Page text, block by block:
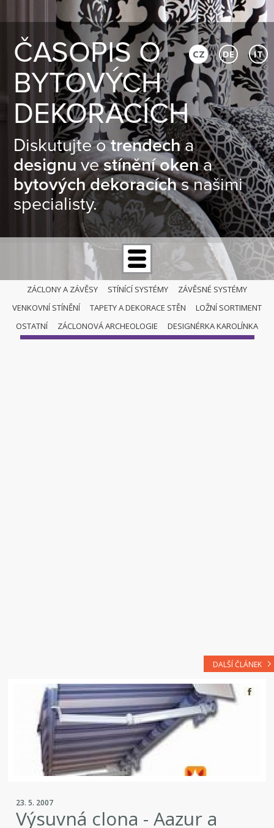
ČASOPIS O
BYTOVÝCH
DEKORACÍCH
Diskutujte otrendecha
designuvestínění okena
bytových dekoracíchs našimi
specialisty.
CZ DE IT
ZÁCLONY A ZÁVĚSY STÍNÍCÍ SYSTÉMY
ZÁVĚSNÉ SYSTÉMY
VENKOVNÍ STÍNĚNÍ
TAPETY A DEKORACE STĚN
LOŽNÍ SORTIMENT
OSTATNÍ
ZÁCLONOVÁ ARCHEOLOGIE DESIGNÉRKA KAROLÍNKA
MARKÝZY A PERGOLY
DALŠÍ ČLÁNEK
23. 5. 2007
Výsuvná clona - Aazur a